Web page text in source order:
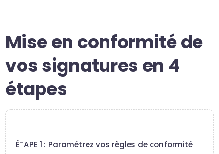
Mise en conformité de
vos signatures en 4
étapes
ÉTAPE 1 : Paramétrez vos règles de conformité